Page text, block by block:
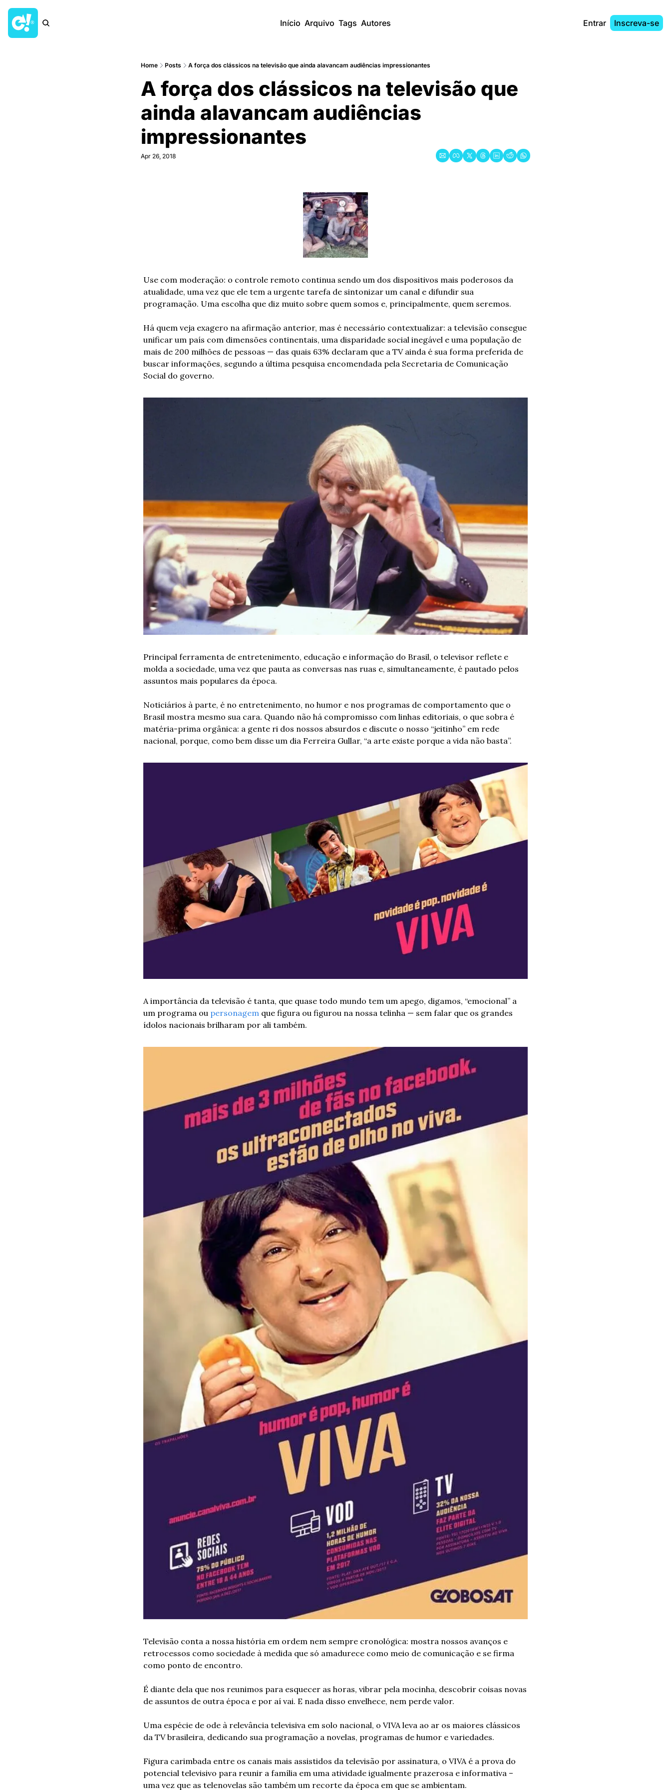
Início Arquivo Tags Autores Entrar Inscreva-se
Home Posts A força dos clássicos na televisão que ainda alavancam audiências impressionantes
A força dos clássicos na televisão que
ainda alavancam audiências
impressionantes
Apr 26, 2018
Use com moderação: o controle remoto continua sendo um dos dispositivos mais poderosos da
atualidade, uma vez que ele tem a urgente tarefa de sintonizar um canal e difundir sua
programação. Uma escolha que diz muito sobre quem somos e, principalmente, quem seremos.
Há quem veja exagero na afirmação anterior, mas é necessário contextualizar: a televisão consegue
unificar um país com dimensões continentais, uma disparidade social inegável e uma população de
mais de 200 milhões de pessoas — das quais 63% declaram que a TV ainda é sua forma preferida de
buscar informações, segundo a última pesquisa encomendada pela Secretaria de Comunicação
Social do governo.
Principal ferramenta de entretenimento, educação e informação do Brasil, o televisor reflete e
molda a sociedade, uma vez que pauta as conversas nas ruas e, simultaneamente, é pautado pelos
assuntos mais populares da época.
Noticiários à parte, é no entretenimento, no humor e nos programas de comportamento que o
Brasil mostra mesmo sua cara. Quando não há compromisso com linhas editoriais, o que sobra é
matéria-prima orgânica: a gente ri dos nossos absurdos e discute o nosso “jeitinho” em rede
nacional, porque, como bem disse um dia Ferreira Gullar, “a arte existe porque a vida não basta”.
A importância da televisão é tanta, que quase todo mundo tem um apego, digamos, “emocional” a
um programa ou personagem que figura ou figurou na nossa telinha — sem falar que os grandes
ídolos nacionais brilharam por ali também.
Televisão conta a nossa história em ordem nem sempre cronológica: mostra nossos avanços e
retrocessos como sociedade à medida que só amadurece como meio de comunicação e se firma
como ponto de encontro.
É diante dela que nos reunimos para esquecer as horas, vibrar pela mocinha, descobrir coisas novas
de assuntos de outra época e por aí vai. E nada disso envelhece, nem perde valor.
Uma espécie de ode à relevância televisiva em solo nacional, o VIVA leva ao ar os maiores clássicos
da TV brasileira, dedicando sua programação a novelas, programas de humor e variedades.
Figura carimbada entre os canais mais assistidos da televisão por assinatura, o VIVA é a prova do
potencial televisivo para reunir a família em uma atividade igualmente prazerosa e informativa –
uma vez que as telenovelas são também um recorte da época em que se ambientam.